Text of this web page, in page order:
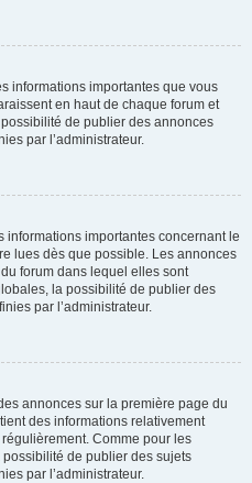
informations importantes que vous
en haut de chaque forum et
de publier des annonces
par l’administrateur.
importantes concernant le
lues dès que possible. Les annonces
forum dans lequel elles sont
la possibilité de publier des
par l’administrateur.
annonces sur la première page du
des informations relativement
Comme pour les
de publier des sujets
par l’administrateur.